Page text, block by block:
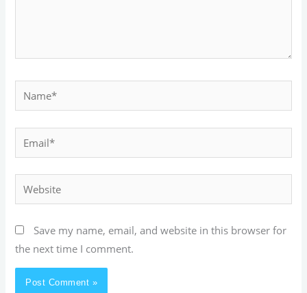
Name*
Website
Save my name, email, and website in this browser for
the next time I comment.